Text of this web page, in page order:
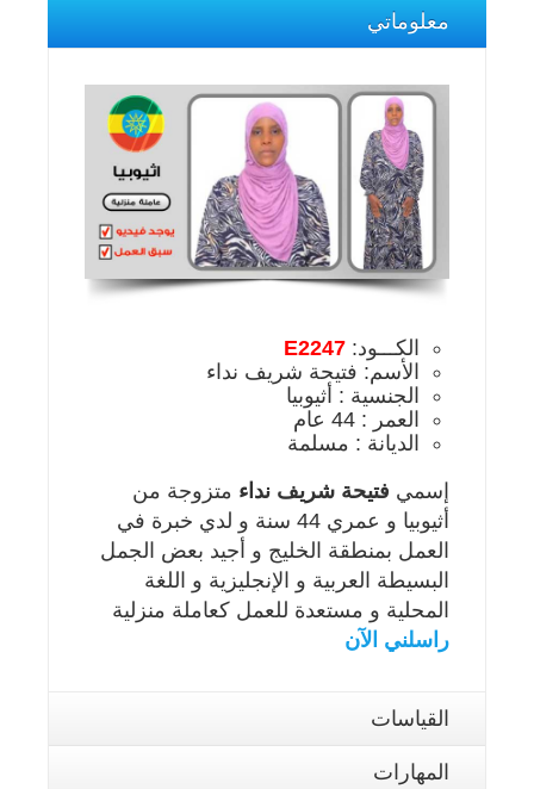
معلوماتي
الكـــود: E2247
الأسم: فتيحة شريف نداء
الجنسية : أثيوبيا
العمر : 44 عام
الديانة : مسلمة
إسمي فتيحة شريف نداء متزوجة من
أثيوبيا و عمري 44 سنة و لدي خبرة في
العمل بمنطقة الخليج و أجيد بعض الجمل
البسيطة العربية و الإنجليزية و اللغة
المحلية و مستعدة للعمل كعاملة منزلية
راسلني الآن
القياسات
المهارات